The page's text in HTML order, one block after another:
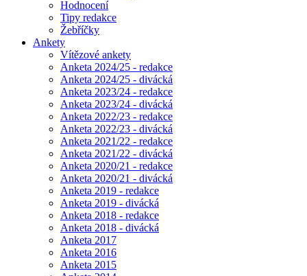
Hodnocení
Tipy redakce
Žebříčky
Ankety
Vítězové ankety
Anketa 2024/25 - redakce
Anketa 2024/25 - divácká
Anketa 2023/24 - redakce
Anketa 2023/24 - divácká
Anketa 2022/23 - redakce
Anketa 2022/23 - divácká
Anketa 2021/22 - redakce
Anketa 2021/22 - divácká
Anketa 2020/21 - redakce
Anketa 2020/21 - divácká
Anketa 2019 - redakce
Anketa 2019 - divácká
Anketa 2018 - redakce
Anketa 2018 - divácká
Anketa 2017
Anketa 2016
Anketa 2015